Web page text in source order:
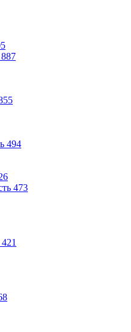
887
494
473
421